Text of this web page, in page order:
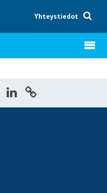
Yhteystiedot
Avaa